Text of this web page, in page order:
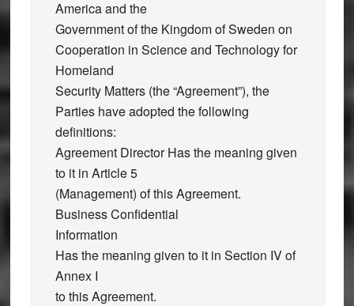
America and the
Government of the Kingdom of Sweden on
Cooperation in Science and Technology for
Homeland
Security Matters (the “Agreement”), the
Parties have adopted the following
definitions:
Agreement Director Has the meaning given
to it in Article 5
(Management) of this Agreement.
Business Confidential
Information
Has the meaning given to it in Section IV of
Annex I
to this Agreement.